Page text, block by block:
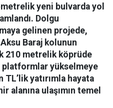
yeni bulvarda yol
Dolgu
gelinen projede,
Baraj kolunun
210 metrelik köprüde
platformlar yükselmeye
TL’lik yatırımla hayata
alanına ulaşımın temel